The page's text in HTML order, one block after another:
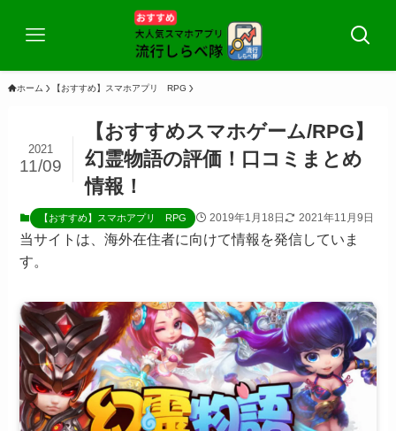
ホーム 【おすすめ】スマホアプリ RPG
【おすすめスマホゲーム/RPG】
幻霊物語の評価！口コミまとめ
情報！
2021
11/09
【おすすめ】スマホアプリ RPG 2019年1月18日 2021年11月9日
当サイトは、海外在住者に向けて情報を発信していま
す。